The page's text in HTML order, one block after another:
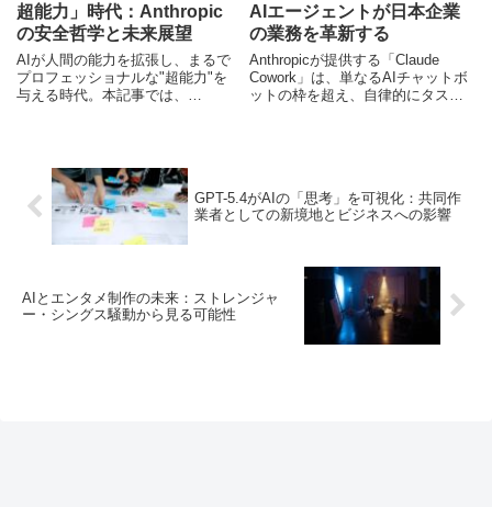
超能力」時代：Anthropic
の安全哲学と未来展望
AIが人間の能力を拡張し、まるで
プロフェッショナルな"超能力"を
与える時代。本記事では、
響を専門家の視点から解説しま
AIエージェントが日本企業
の業務を革新する
Anthropicが提供する「Claude
Cowork」は、単なるAIチャットボ
ットの枠を超え、自律的にタスク
す。セキュリティ対策や導入のベ
ストプラクティスも解説。
GPT-5.4がAIの「思考」を可視化：共同作
業者としての新境地とビジネスへの影響
AIとエンタメ制作の未来：ストレンジャ
ー・シングス騒動から見る可能性